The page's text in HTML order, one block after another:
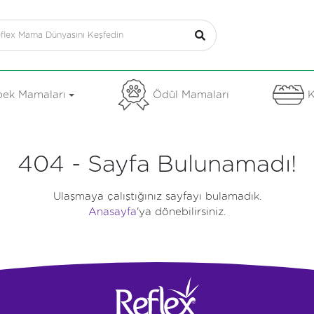
Mamaları Ödül Mamaları
404 - Sayfa Bulunamadı!
Ulaşmaya çalıştığınız sayfayı bulamadık.
Anasayfa'ya dönebilirsiniz.